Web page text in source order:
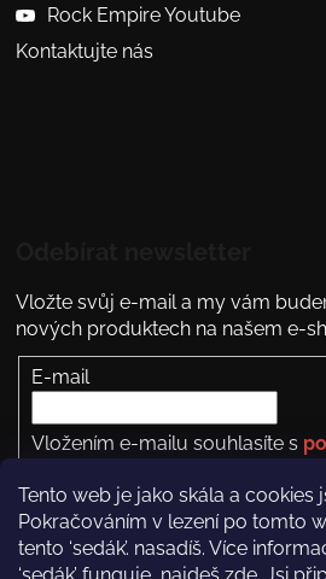
Tento web je jako skála a cookies
Pokračováním v lezení po tomto
tento ‘sedák’. nasadíš. Více
Rock Empire Youtube
Kontaktujte nás
Vložte svůj e-mail a my vám
nových produktech na našem e-
E-mail
Vložením e-mailu souhlasíte s
PŘIHLÁSIT SE